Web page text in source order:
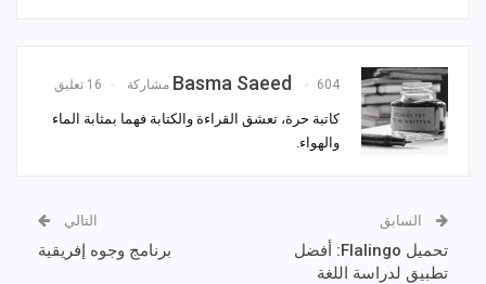
Basma Saeed 604 مشاركة 16 تعليق
كاتبة حرة، تعشق القراءة والكتابة فهما بمثابة الماء
والهواء.
السابق
تحميل Flalingo: أفضل
تطبيق لدراسة اللغة
التالي
برنامج وجوه إفريقية